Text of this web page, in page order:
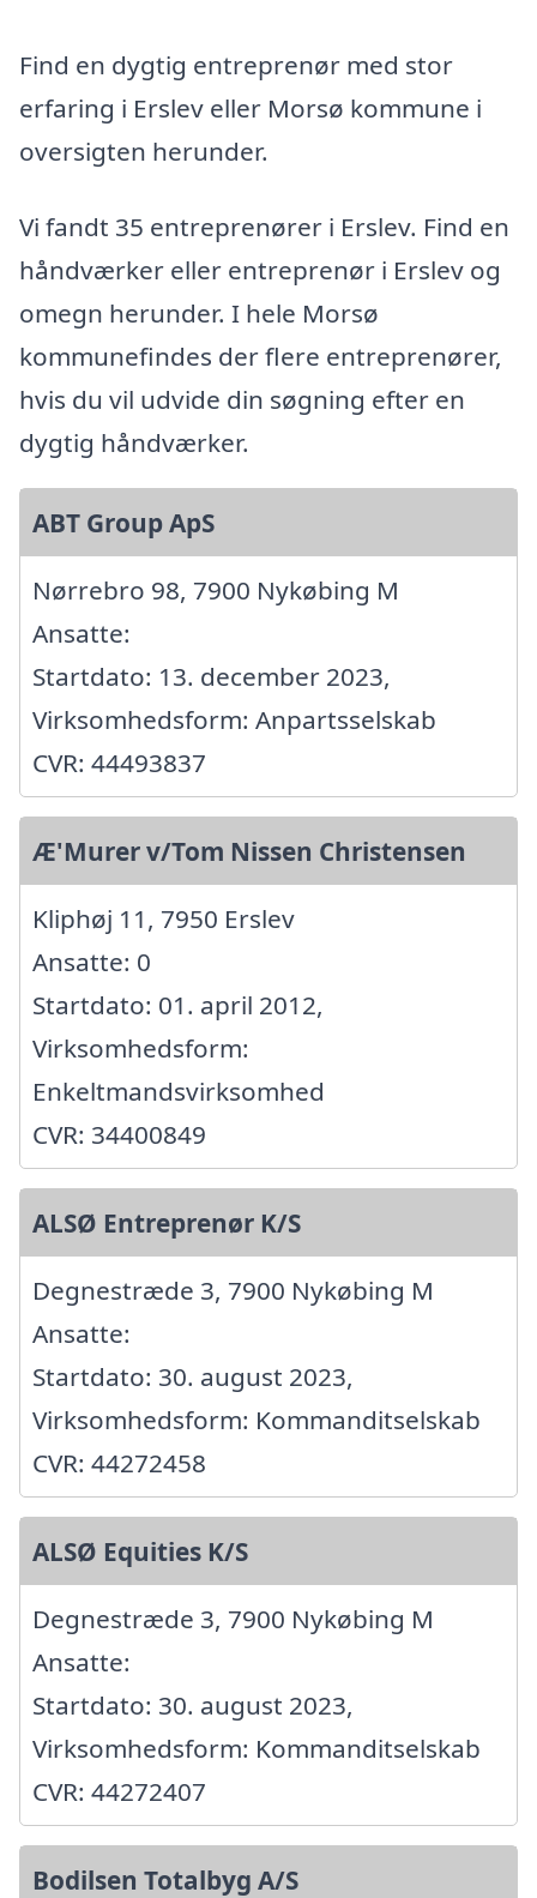
Find en dygtig entreprenør med stor
erfaring i Erslev eller Morsø kommune i
oversigten herunder.
Vi fandt 35 entreprenører i Erslev. Find en
håndværker eller entreprenør i Erslev og
omegn herunder. I hele Morsø
kommunefindes der flere entreprenører,
hvis du vil udvide din søgning efter en
dygtig håndværker.
ABT Group ApS
Nørrebro 98, 7900 Nykøbing M
Ansatte:
Startdato: 13. december 2023,
Virksomhedsform: Anpartsselskab
CVR: 44493837
Æ'Murer v/Tom Nissen Christensen
Kliphøj 11, 7950 Erslev
Ansatte: 0
Startdato: 01. april 2012,
Virksomhedsform:
Enkeltmandsvirksomhed
CVR: 34400849
ALSØ Entreprenør K/S
Degnestræde 3, 7900 Nykøbing M
Ansatte:
Startdato: 30. august 2023,
Virksomhedsform: Kommanditselskab
CVR: 44272458
ALSØ Equities K/S
Degnestræde 3, 7900 Nykøbing M
Ansatte:
Startdato: 30. august 2023,
Virksomhedsform: Kommanditselskab
CVR: 44272407
Bodilsen Totalbyg A/S